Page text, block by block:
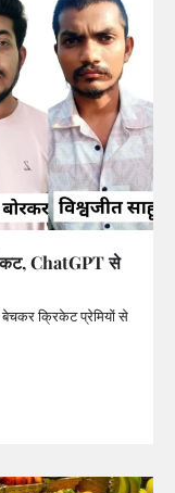
ChatGPT से
क्रिकेट प्रेमियों से